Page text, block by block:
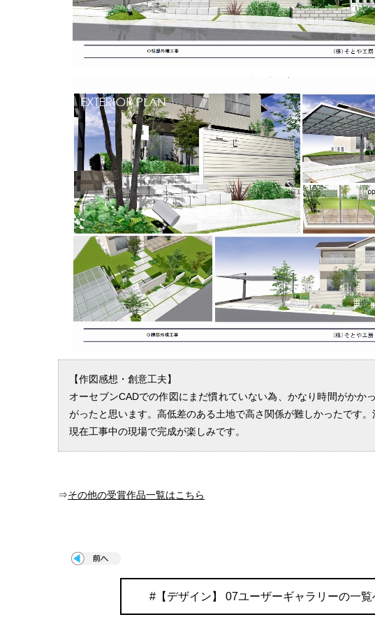
【作図感想・創意工夫】
オーセブンCADでの作図にまだ慣れていない為、かなり時間がかか
がったと思います。高低差のある土地で高さ関係が難しかったです
現在工事中の現場で完成が楽しみです。
⇒その他の受賞作品一覧はこちら
#【デザイン】 07ユーザーギャラリーの一覧